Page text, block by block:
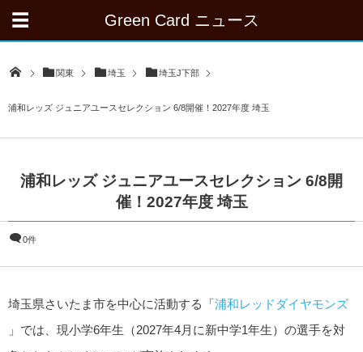
Green Card ニュース
関東 埼玉 埼玉J下部
浦和レッズ ジュニアユースセレクション 6/8開催！2027年度 埼玉
浦和レッズ ジュニアユースセレクション 6/8開
催！2027年度 埼玉
0件
埼玉県さいたま市を中心に活動する「浦和レッドダイヤモンズ
」では、現小学6年生（2027年4月に新中学1年生）の選手を対